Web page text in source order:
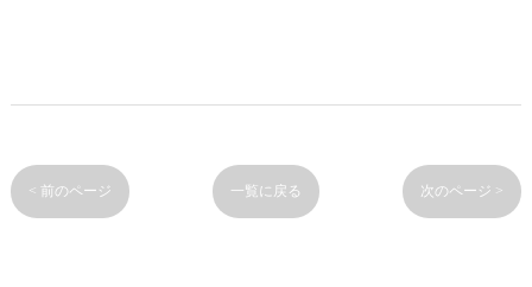
< 前のページ 一覧に戻る 次のページ >